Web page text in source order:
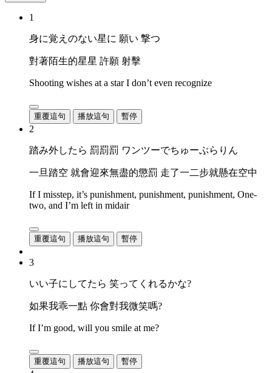
1
身に覚えのない星に 願い 撃つ
對著陌生的星星 許願 射擊
Shooting wishes at a star I don’t even recognize
重覆這句 播放這句 暫停
2
踏み外したら 罰罰罰 ワンツーでちゅーぶらりん
一旦踏空 就會迎來無盡的懲罰 走了一二步就懸在空中
If I misstep, it’s punishment, punishment, punishment, One-
two, and I’m left in midair
重覆這句 播放這句 暫停
3
いい子にしてたら 笑ってくれるかな?
如果我乖一點 你會對我微笑嗎?
If I’m good, will you smile at me?
重覆這句 播放這句 暫停